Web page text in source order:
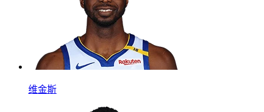
维金斯